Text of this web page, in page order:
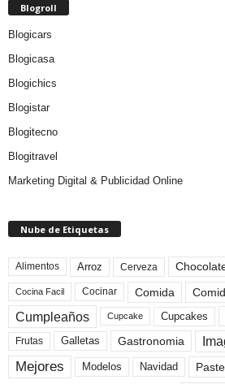
Blogroll
Blogicars
Blogicasa
Blogichics
Blogistar
Blogitecno
Blogitravel
Marketing Digital & Publicidad Online
Nube de Etiquetas
Alimentos Arroz Cerveza
Cocina Facil Cocinar Comida
Cumpleaños Cupcake Cupcakes
Frutas Galletas Gastronomia
Mejores Modelos Navidad